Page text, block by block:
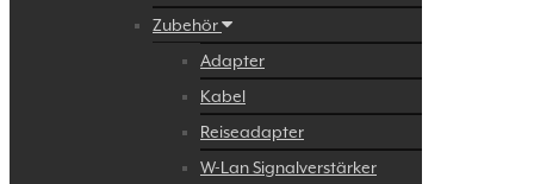
Zubehör
Adapter
Kabel
Reiseadapter
W-Lan Signalverstärker